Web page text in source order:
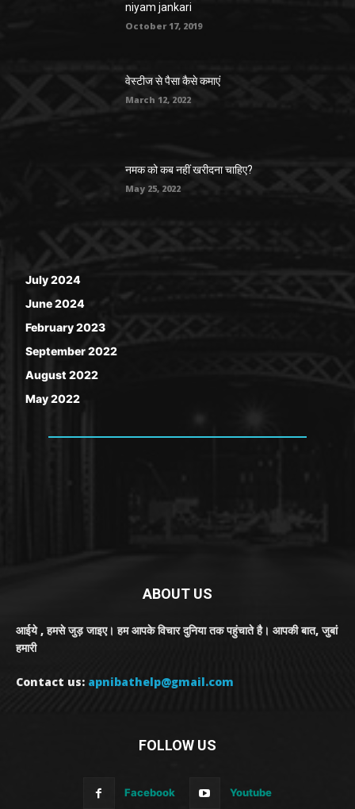
niyam jankari
October 17, 2019
वेस्टीज से पैसा कैसे कमाएं
March 12, 2022
नमक को कब नहीं खरीदना चाहिए?
May 25, 2022
July 2024
June 2024
February 2023
September 2022
August 2022
May 2022
ABOUT US
आईये , हमसे जुड़ जाइए। हम आपके विचार दुनिया तक पहुंचाते है। आपकी बात, जुबां
हमारी
Contact us: apnibathelp@gmail.com
FOLLOW US
Facebook Youtube